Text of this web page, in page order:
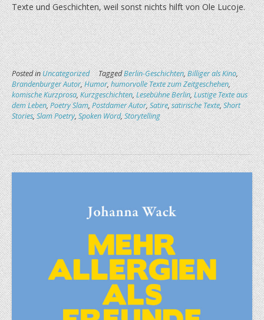
Texte und Geschichten, weil sonst nichts hilft von Ole Lucoje.
Posted inUncategorized TaggedBerlin-Geschichten,Billiger als Kino,
Brandenburger Autor,Humor,humorvolle Texte zum Zeitgeschehen,
komische Kurzprosa,Kurzgeschichten,Lesebühne Berlin,Lustige Texte aus
dem Leben,Poetry Slam,Postdamer Autor,Satire,satirische Texte,Short
Stories,Slam Poetry,Spoken Word,Storytelling